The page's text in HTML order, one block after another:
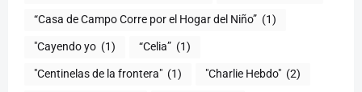
“Casa de Campo Corre por el Hogar del Niño” (1)
"Cayendo yo (1) (1)
"Centinelas de la frontera" (1) "Charlie Hebdo" (2)